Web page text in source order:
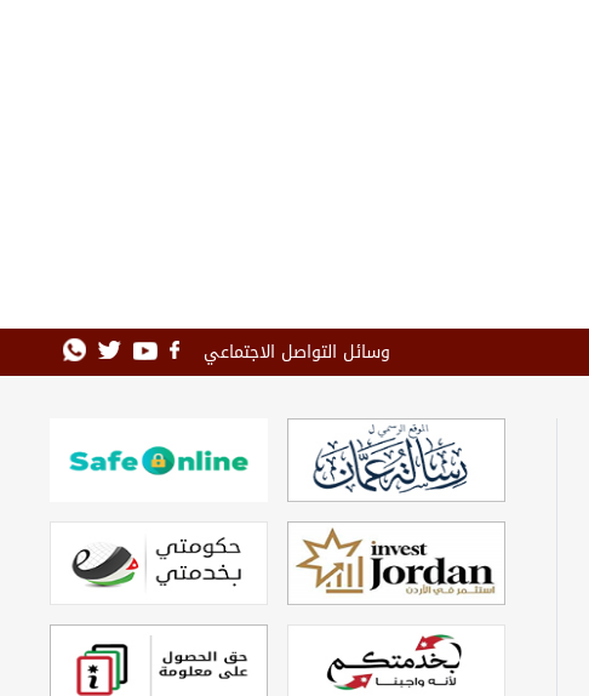
وسائل التواصل الاجتماعي